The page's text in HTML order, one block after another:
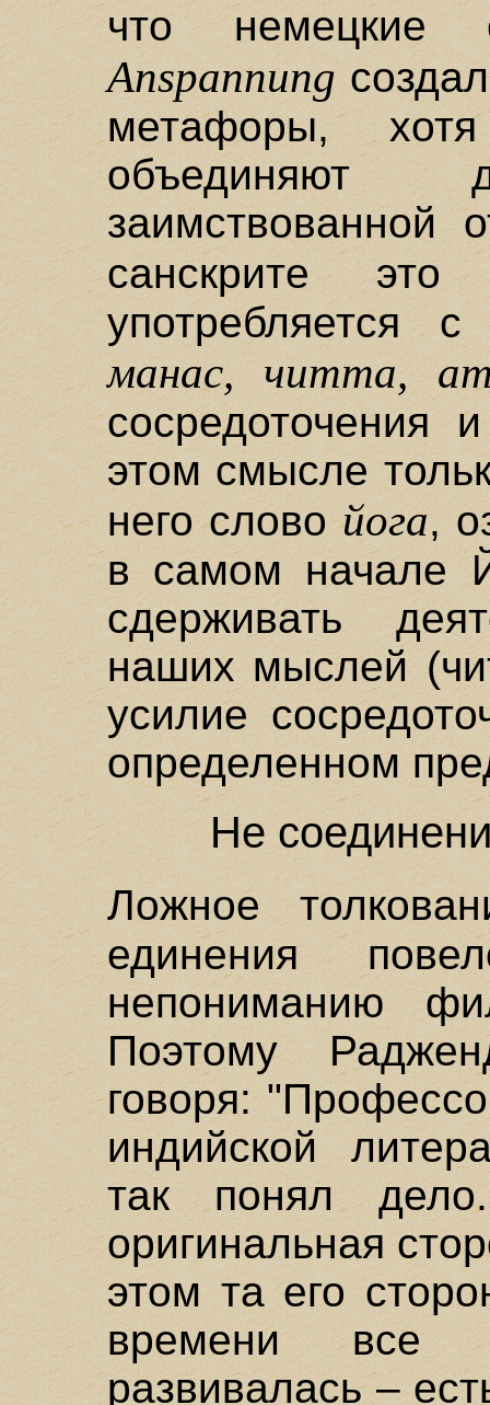
что
Anspannung
метафоры,
объединяют
заимствованной
санскрите
употребляется
манас, читта,
сосредоточения
этом смысле
него словойога,
в самом начале
сдерживать
наших мыслей
усилие
определенном
Не
Ложное
единения
непониманию
Поэтому
говоря:
индийской
так понял
оригинальная
этом та его
времени все
развивалась –